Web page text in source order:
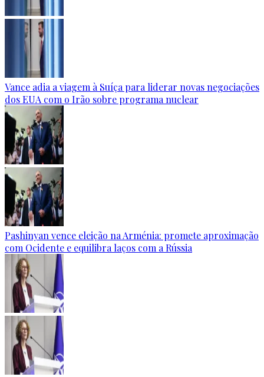
Vance adia a viagem à Suíça para liderar novas negociações
dos EUA com o Irão sobre programa nuclear
Pashinyan vence eleição na Arménia: promete aproximação
com Ocidente e equilibra laços com a Rússia